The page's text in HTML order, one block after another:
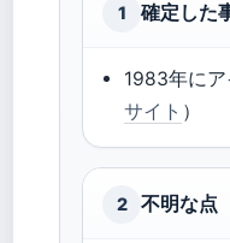
1 確定した
1983年に
サイト ）
2 不明な点